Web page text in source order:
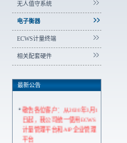
无人值守系统
电子衡器
ECWS计量终端
相关配套硬件
最新公告
敬告各位客户：从2020年3月1
日起，我公司统一使用ECWS
计量管理平台和AIP企业管理
平台